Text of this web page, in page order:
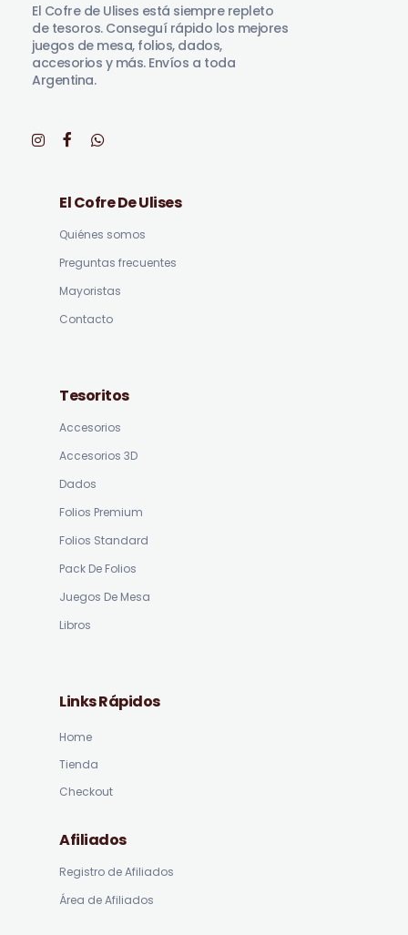
El Cofre de Ulises está siempre repleto
de tesoros. Conseguí rápido los mejores
juegos de mesa, folios, dados,
accesorios y más. Envíos a toda
Argentina.
El Cofre De Ulises
Quiénes somos
Preguntas frecuentes
Mayoristas
Contacto
Tesoritos
Accesorios
Accesorios 3D
Dados
Folios Premium
Folios Standard
Pack De Folios
Juegos De Mesa
Libros
Links Rápidos
Home
Tienda
Checkout
Afiliados
Registro de Afiliados
Área de Afiliados